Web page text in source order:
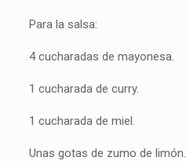
Para la salsa:
4 cucharadas de mayonesa.
1 cucharada de curry.
1 cucharada de miel.
Unas gotas de zumo de limón.